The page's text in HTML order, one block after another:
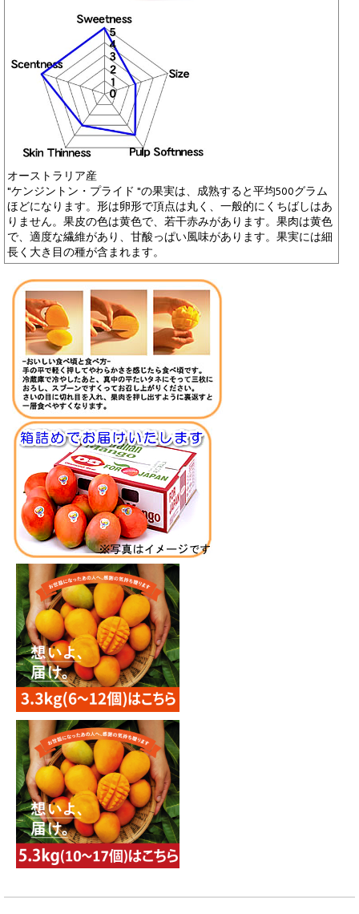
オーストラリア産
"ケンジントン・プライド "の果実は、成熟すると平均500グラム
ほどになります。形は卵形で頂点は丸く、一般的にくちばしはあ
りません。果皮の色は黄色で、若干赤みがあります。果肉は黄色
で、適度な繊維があり、甘酸っぱい風味があります。果実には細
長く大き目の種が含まれます。